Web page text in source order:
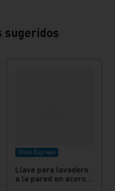
sugeridos
Envío Express
Llave para lavadero
a la pared en acero